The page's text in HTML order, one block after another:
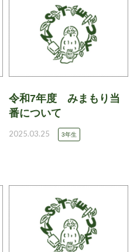
令和7年度 みまもり当
番について
2025.03.25 3年生